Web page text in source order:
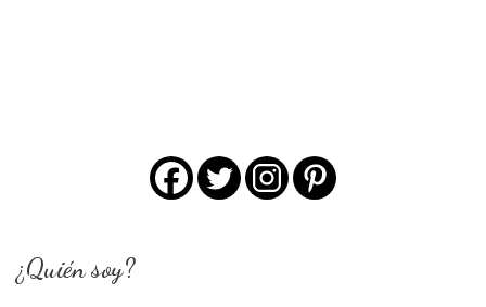
¿Quién soy?